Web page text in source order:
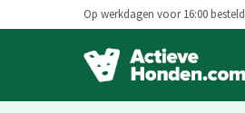
Op werkdagen voor 16:00 besteld